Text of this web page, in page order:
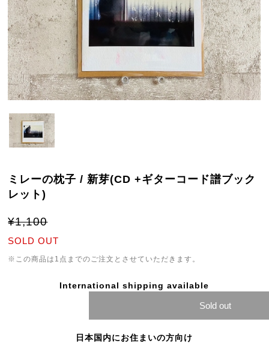
ミレーの枕子 / 新芽(CD +ギターコード譜ブック
レット)
¥1,100
SOLD OUT
※この商品は1点までのご注文とさせていただきます。
International shipping available
Sold out
日本国内にお住まいの方向け